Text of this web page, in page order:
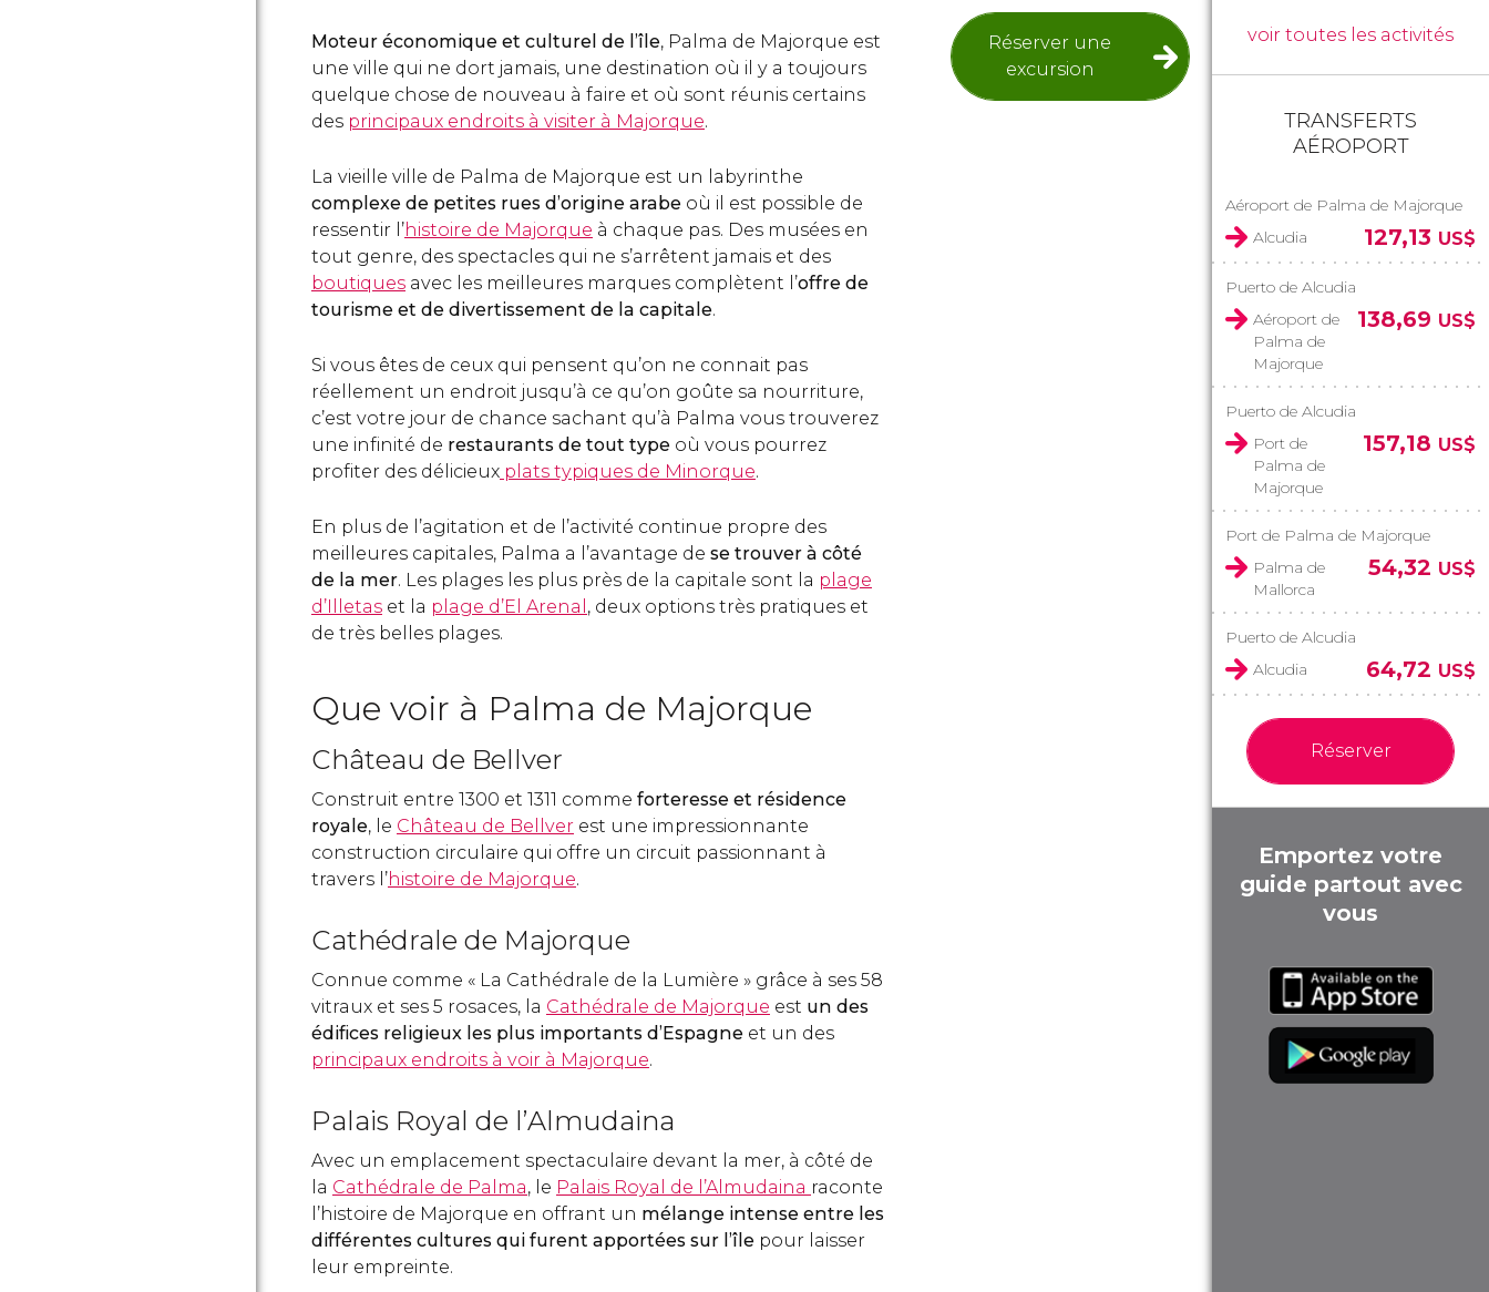
Réserver une
excursion
Moteur économique et culturel de l’île, Palma de Majorque est
une ville qui ne dort jamais, une destination où il y a toujours
quelque chose de nouveau à faire et où sont réunis certains
des principaux endroits à visiter à Majorque.
La vieille ville de Palma de Majorque est un labyrinthe
complexe de petites rues d’origine arabe où il est possible de
ressentir l’histoire de Majorque à chaque pas. Des musées en
tout genre, des spectacles qui ne s’arrêtent jamais et des
boutiques avec les meilleures marques complètent l’offre de
tourisme et de divertissement de la capitale.
Si vous êtes de ceux qui pensent qu’on ne connait pas
réellement un endroit jusqu’à ce qu’on goûte sa nourriture,
c’est votre jour de chance sachant qu’à Palma vous trouverez
une infinité de restaurants de tout type où vous pourrez
profiter des délicieux plats typiques de Minorque.
En plus de l’agitation et de l’activité continue propre des
meilleures capitales, Palma a l’avantage de se trouver à côté
de la mer. Les plages les plus près de la capitale sont la plage
d’Illetas et la plage d’El Arenal , deux options très pratiques et
de très belles plages.
Que voir à Palma de Majorque
Château de Bellver
Construit entre 1300 et 1311 comme forteresse et résidence
royale, le Château de Bellver est une impressionnante
construction circulaire qui offre un circuit passionnant à
travers l’histoire de Majorque.
Cathédrale de Majorque
Connue comme « La Cathédrale de la Lumière » grâce à ses 58
vitraux et ses 5 rosaces, la Cathédrale de Majorque est un des
édifices religieux les plus importants d’Espagne et un des
principaux endroits à voir à Majorque.
Palais Royal de l’Almudaina
Avec un emplacement spectaculaire devant la mer, à côté de
la Cathédrale de Palma, le Palais Royal de l’Almudaina raconte
l’histoire de Majorque en offrant un mélange intense entre les
différentes cultures qui furent apportées sur l’île pour laisser
leur empreinte.
voir toutes les activités
TRANSFERTS
AÉROPORT
Aéroport de Palma de Majorque
Alcudia
127,13 US$
Puerto de Alcudia
Aéroport de
Palma de
Majorque
138,69 US$
Puerto de Alcudia
Port de
Palma de
Majorque
157,18 US$
Port de Palma de Majorque
Palma de
Mallorca
54,32 US$
Puerto de Alcudia
Alcudia
64,72 US$
Réserver
Emportez votre
guide partout avec
vous